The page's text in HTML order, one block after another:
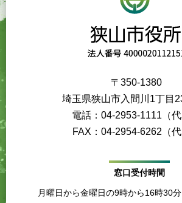
〒350-1380
埼玉県狭山市入間川1丁目
電話：04-2953-1111（代
FAX：04-2954-6262（代
窓口受付時間
月曜日から金曜日の9時から16時30